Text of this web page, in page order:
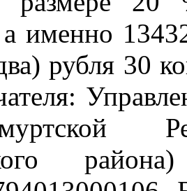
именно
рубля 30